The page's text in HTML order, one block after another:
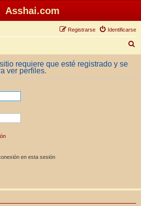
Asshai.com
Identificarse
Registrarse
u
c
requiere que esté registrado y se
ver perfiles.
en esta sesión